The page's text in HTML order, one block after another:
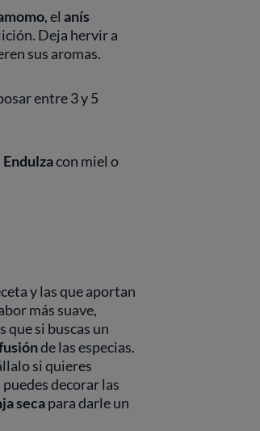
, el anís
Deja hervir a
sus aromas.
entre 3 y 5
Endulzacon miel o
y las que aportan
más suave,
que si buscas un
de las especias.
si quieres
decorar las
secapara darle un